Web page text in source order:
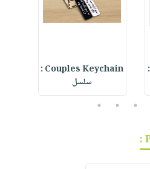
Ramadan Agenda :
Couples Keychain :
سلسل
3
4
5